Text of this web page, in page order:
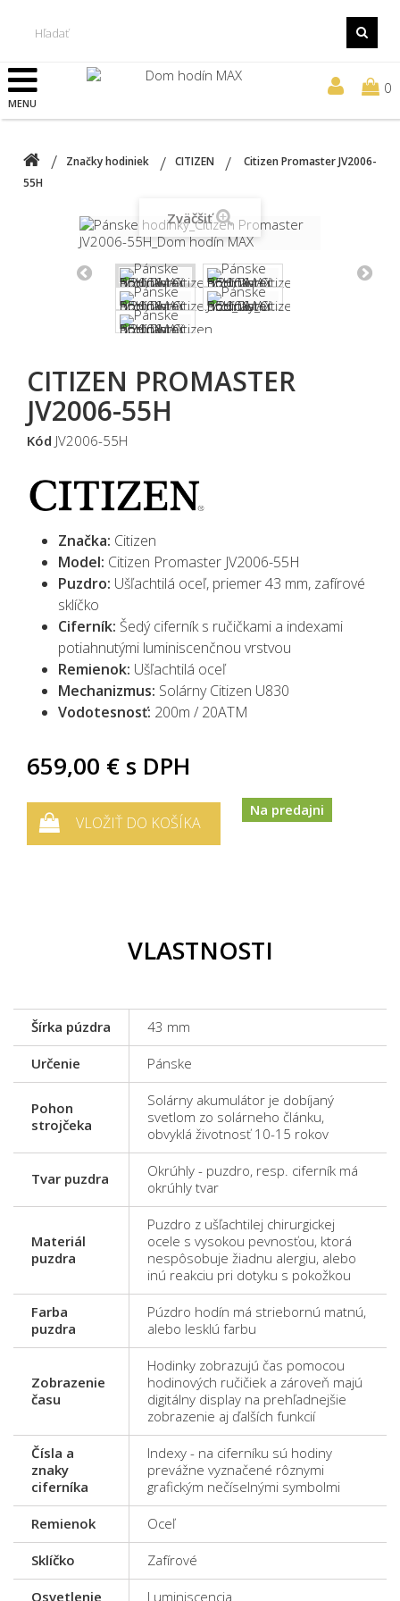
MENU
0
Značky hodiniek CITIZEN
Citizen Promaster JV2006-
55H
Zväčšiť
CITIZEN PROMASTER
JV2006-55H
Kód JV2006-55H
Značka: Citizen
Model: Citizen Promaster JV2006-55H
Puzdro: Ušľachtilá oceľ, priemer 43 mm, zafírové
sklíčko
Ciferník: Šedýciferník s ručičkami a indexami
potiahnutými luminiscenčnou vrstvou
Remienok: Ušľachtilá oceľ
Mechanizmus: Solárny Citizen U830
Vodotesnosť: 200m / 20ATM
659,00 € s DPH
VLOŽIŤ DO KOŠÍKA
Na predajni
VLASTNOSTI
Šírka púzdra 43 mm
Určenie Pánske
Pohon
strojčeka
Solárny akumulátor je dobíjaný
svetlom zo solárneho článku,
obvyklá životnosť 10-15 rokov
Tvar puzdra
Okrúhly - puzdro, resp. ciferník má
okrúhly tvar
Materiál
puzdra
Puzdro z ušľachtilej chirurgickej
ocele s vysokou pevnosťou, ktorá
nespôsobuje žiadnu alergiu, alebo
inú reakciu pri dotyku s pokožkou
Farba
puzdra
Púzdro hodín má striebornú matnú,
alebo lesklú farbu
Zobrazenie
času
Hodinky zobrazujú čas pomocou
hodinových ručičiek a zároveň majú
digitálny display na prehľadnejšie
zobrazenie aj ďalších funkcií
Čísla a
znaky
ciferníka
Indexy - na ciferníku sú hodiny
prevážne vyznačené rôznymi
grafickým nečíselnými symbolmi
Remienok Oceľ
Sklíčko Zafírové
Osvetlenie Luminiscencia